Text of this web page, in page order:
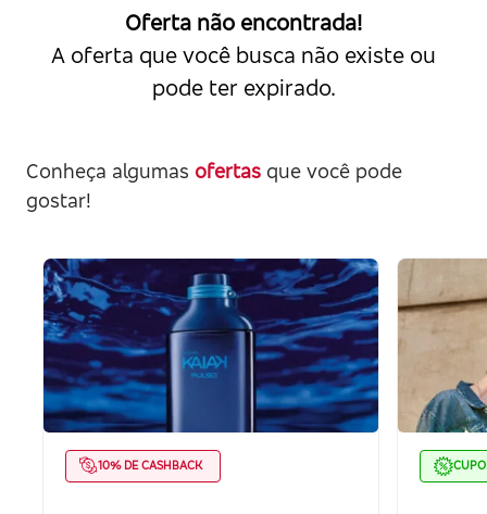
Oferta não encontrada!
A oferta que você busca não existe ou
pode ter expirado.
Conheça algumas ofertas que você pode
gostar!
10% DE CASHBACK